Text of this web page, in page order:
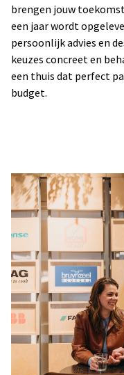
brengen jouw
een jaar wordt
persoonlijk advies en
keuzes concreet en
een thuis dat perfect
budget.